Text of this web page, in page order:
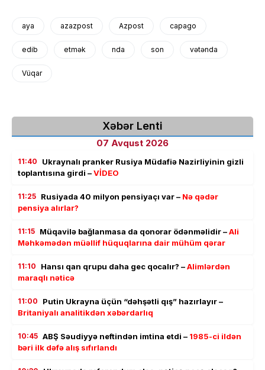
aya azazpost Azpost capago
edib etmək nda son vətənda
Vüqar
Xəbər Lenti
07 Avqust 2026
11:40
Ukraynalı pranker Rusiya Müdafiə Nazirliyinin gizli
toplantısına girdi –VİDEO
11:25 Rusiyada 40 milyon pensiyaçı var – Nə qədər
pensiya alırlar?
11:15 Müqavilə bağlanmasa da qonorar ödənməlidir –Ali
Məhkəmədən müəllif hüquqlarına dair mühüm qərar
11:10 Hansı qan qrupu daha gec qocalır? –Alimlərdən
maraqlı nəticə
11:00
Putin Ukrayna üçün “dəhşətli qış” hazırlayır –
Britaniyalı analitikdən xəbərdarlıq
10:45 ABŞ Səudiyyə neftindən imtina etdi – 1985-ci ildən
bəri ilk dəfə alış sıfırlandı